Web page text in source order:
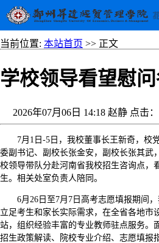
当前位置: 本站首页 >> 正文
学校领导看望慰
2026年07月06日 14:18 赵静 点击
7月1日-5日，我校董事长王新奇，校
委副书记、副校长张金安，副校长张其武
校领导带队分赴河南省我校招生咨询点，
生。相关处室负责人陪同。
6月26日至7月7日高考志愿填报期间
立足考生和家长实际需求，在全省各地市
站，组织经验丰富的专业教师驻点服务。
招生政策解读、院校专业介绍、志愿填报